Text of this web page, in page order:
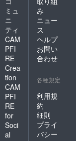
ミュ
ニ
ティ
CAM
PFI
RE
Crea
tion
CAM
PFI
RE
for
Soci
al
み
ニュー
ス
ヘルプ
お問い
合わせ
各種規定
利用規
約
細則
プライ
バシー